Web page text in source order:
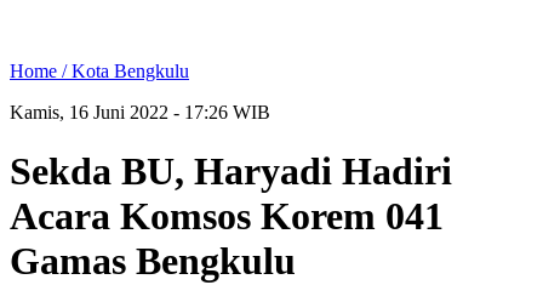
Home /Kota Bengkulu
Kamis, 16 Juni 2022 - 17:26 WIB
Sekda BU, Haryadi Hadiri
Acara Komsos Korem 041
Gamas Bengkulu